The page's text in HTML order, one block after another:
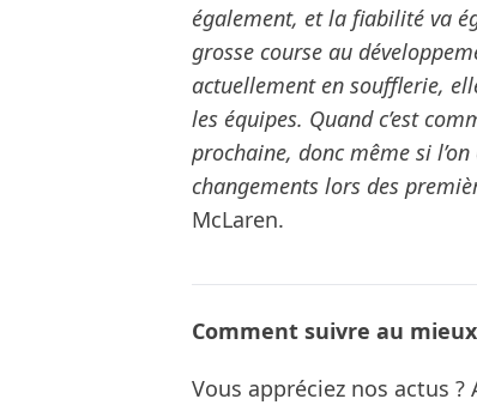
également, et la fiabilité va
grosse course au
actuellement en soufflerie,
les équipes. Quand c’est
prochaine, donc même si
changements lors des
McLaren.
Comment suivre au
Vous appréciez nos actus